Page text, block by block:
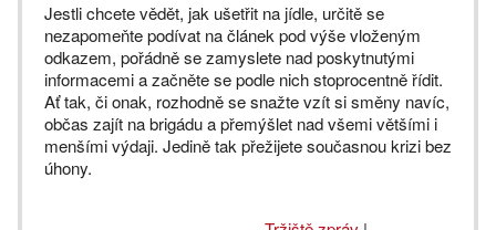
Jestli chcete vědět, jak ušetřit na jídle, určitě se
nezapomeňte podívat na článek pod výše vloženým
odkazem, pořádně se zamyslete nad poskytnutými
informacemi a začněte se podle nich stoprocentně řídit.
Ať tak, či onak, rozhodně se snažte vzít si směny navíc,
občas zajít na brigádu a přemýšlet nad všemi většími i
menšími výdaji. Jedině tak přežijete současnou krizi bez
úhony.